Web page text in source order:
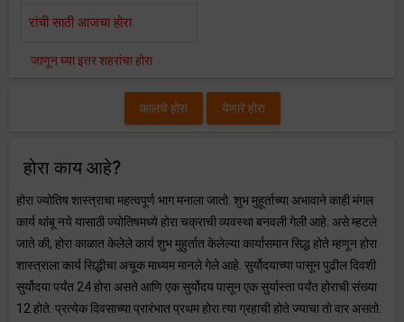
रांची साठी आजचा होरा
जाणून घ्या इतर शहरांचा होरा
कालचे होरा येणारे होरा
होरा काय आहे?
होरा ज्योतिष शास्त्राचा महत्वपूर्ण भाग मनाला जातो. शुभ मुहूर्ताच्या अभावाने काही मंगल
कार्य थांबू नये यासाठी ज्योतिषमध्ये होरा चक्राची व्यवस्था बनवली गेली आहे. असे म्हटले
जाते की, होरा काळात केलेले कार्य शुभ मुहुर्तात केलेल्या कार्यासमान सिद्ध होते म्हणून होरा
शास्त्राला कार्य सिद्धीचा अचूक माध्यम मानले गेले आहे. सुर्योदयाच्या पासून पुढील दिवशी
सुर्योदया पर्यंत 24 होरा असते आणि एक सुर्योदय पासून एक सुर्यास्ता पर्यंत होराची संख्या
12 होते. प्रत्येक दिवसाच्या प्रारंभात प्रथम होरा त्या ग्रहाची होते ज्याचा तो वार असतो.